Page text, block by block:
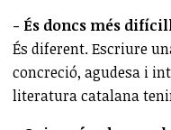
- És doncs més
És diferent. Escriure
concreció, agudesa i
literatura catalana